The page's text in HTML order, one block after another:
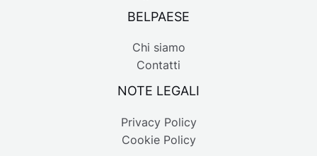
BELPAESE
Chi siamo
Contatti
NOTE LEGALI
Privacy Policy
Cookie Policy